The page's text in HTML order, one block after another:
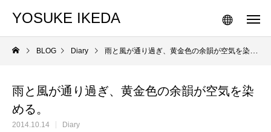
YOSUKE IKEDA
BLOG Diary 雨と風が通り過ぎ、黄金色の余韻が空気を染める。
雨と風が通り過ぎ、黄金色の余韻が空気を染
める。
2014.10.14 Diary